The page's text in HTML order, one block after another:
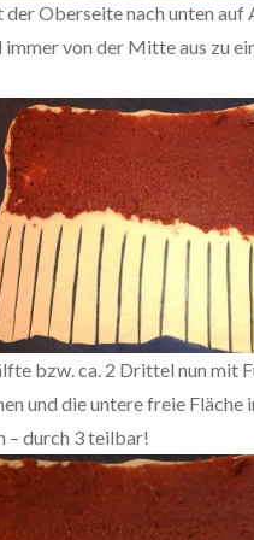
der Oberseite nach unten
immer von der Mitte aus zu
bzw. ca. 2 Drittel nun mit
und die untere freie Fläche
– durch 3 teilbar!